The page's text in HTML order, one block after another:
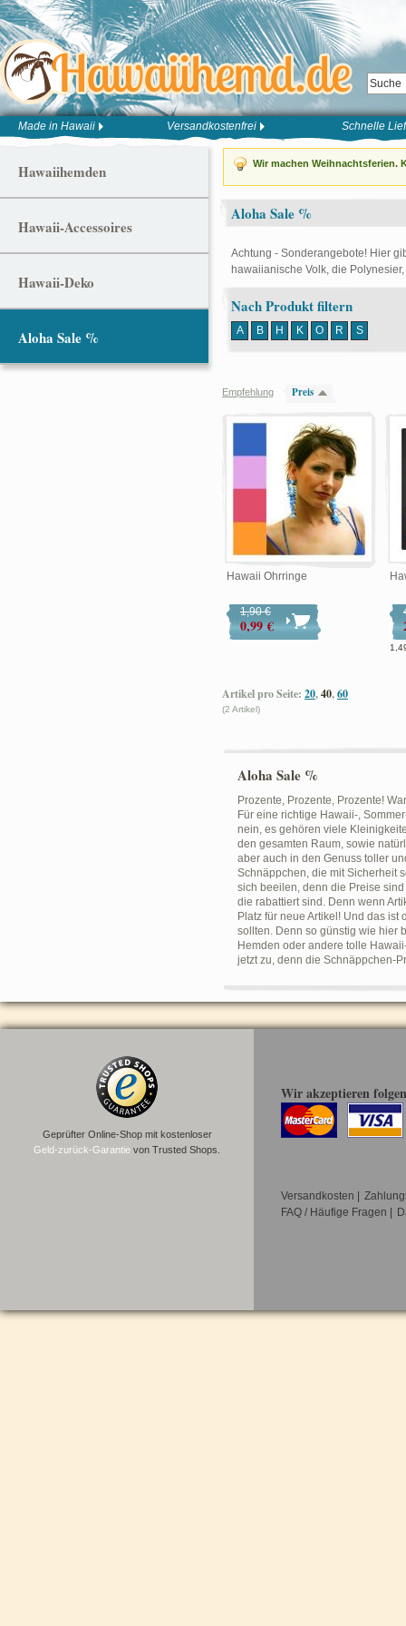
Made in Hawaii Versandkostenfrei Schnelle
Wir machen Weihnachtsferien.
Aloha Sale %
Achtung - Sonderangebote! Hier
hawaiianische Volk, die
Nach Produkt filtern
A B H K O R S
Empfehlung Preis
Hawaii Ohrringe
1,90 €
0,99 €
Artikel pro Seite: 20,40,60
(2 Artikel)
Aloha Sale %
Prozente, Prozente, Prozente!
Für eine richtige Hawaii-,
nein, es gehören viele
den gesamten Raum, sowie
aber auch in den Genuss toller
Schnäppchen, die mit Sicherheit
sich beeilen, denn die Preise
die rabattiert sind. Denn wenn
Platz für neue Artikel! Und das
sollten. Denn so günstig wie hier
Hemden oder andere tolle
jetzt zu, denn die Schnäppchen-
Hawaiihemden
Hawaii-Accessoires
Hawaii-Deko
Aloha Sale %
Geprüfter Online-Shop mit kostenloser
Geld-zurück-Garantie von Trusted Shops.
Wir akzeptieren
Versandkosten
FAQ / Häufige Fragen